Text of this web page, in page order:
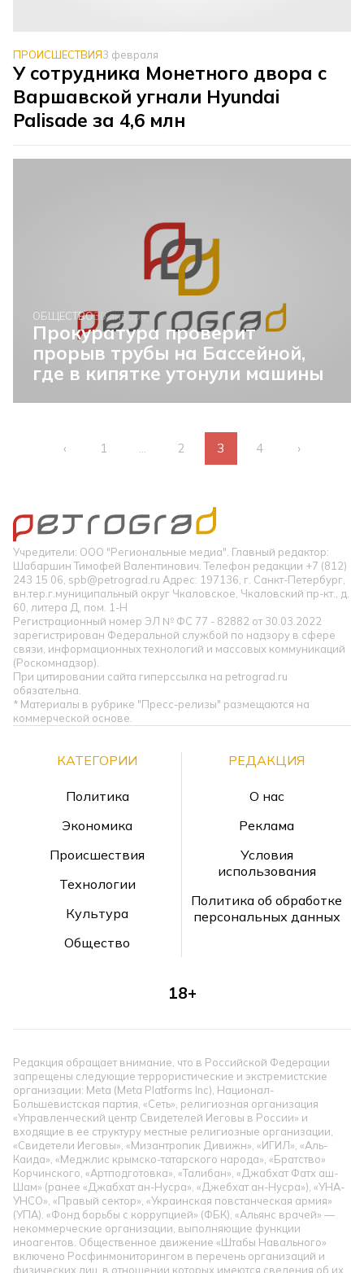
ПРОИСШЕСТВИЯ3 февраля
У сотрудника Монетного двора с
Варшавской угнали Hyundai
Palisade за 4,6 млн
ОБЩЕСТВО30 января
Прокуратура проверит
прорыв трубы на Бассейной,
где в кипятке утонули машины
‹ 1 2 3 4 ›
Учредители: ООО "Региональные медиа". Главный редактор:
Шабаршин Тимофей Валентинович. Телефон редакции +7 (812)
243 15 06, spb@petrograd.ru Адрес: 197136, г. Санкт-Петербург,
вн.тер.г.муниципальный округ Чкаловское, Чкаловский пр-кт., д.
60, литера Д, пом. 1-Н
Регистрационный номер ЭЛ № ФС 77 - 82882 от 30.03.2022
зарегистрирован Федеральной службой по надзору в сфере
связи, информационных технологий и массовых коммуникаций
(Роскомнадзор).
При цитировании сайта гиперссылка на petrograd.ru
обязательна.
* Материалы в рубрике "Пресс-релизы" размещаются на
коммерческой основе.
КАТЕГОРИИ
Политика
Экономика
Происшествия
Технологии
Культура
Общество
РЕДАКЦИЯ
О нас
Реклама
Условия
использования
Политика об обработке
персональных данных
18+
Редакция обращает внимание, что в Российской Федерации
запрещены следующие террористические и экстремистские
организации: Meta (Meta Platforms Inc), Национал-
Большевистская партия, «Сеть», религиозная организация
«Управленческий центр Свидетелей Иеговы в России» и
входящие в ее структуру местные религиозные организации,
«Свидетели Иеговы», «Мизантропик Дивижн», «ИГИЛ», «Аль-
Каида», «Меджлис крымско-татарского народа», «Братство»
Корчинского, «Артподготовка», «Талибан», «Джабхат Фатх аш-
Шам» (ранее «Джабхат ан-Нусра», «Джебхат ан-Нусра»), «УНА-
УНСО», «Правый сектор», «Украинская повстанческая армия»
(УПА). «Фонд борьбы с коррупцией» (ФБК), «Альянс врачей» —
некоммерческие организации, выполняющие функции
иноагентов. Общественное движение «Штабы Навального»
включено Росфинмониторингом в перечень организаций и
физических лиц, в отношении которых имеются сведения об их